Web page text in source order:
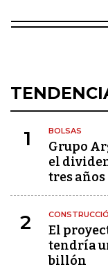
1 BOLSAS
Grupo
el
tres años
2
El
tendría
billón